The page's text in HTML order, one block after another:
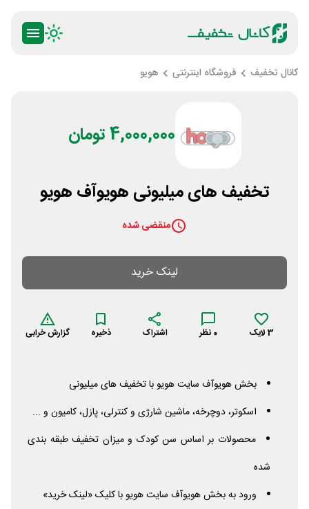
کانال تخفیف فروشگاه اینترنتی هویو
4,000,000 تومان
تخفیف های میلیونی هویوآف هویو
منقضی شده
لینک خرید
3 لایک 0 نظر اشتراک ذخیره گزارش خرابی
بخش هویوآف سایت هویو با تخفیف های میلیونی
اسکوتر، دوچرخه، ماشین شارژی و کنترلی، پازل، کامیون و ...
محصولات بر اساس سن کودک و میزان تخفیف طبقه بندی
شده
ورود به بخش هویوآف سایت هویو با کلیک «لینک خرید»